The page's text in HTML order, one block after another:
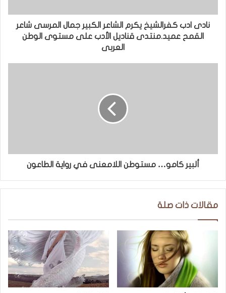
نادى ادب كفرالشيخ يكرم الشاعر الكبير جمال المرسى شاعر
القمح عميد.منتدى قناديل الأدب على مستوى الوطن
العربى
ألبير كامو… مستوطن اللامعنى في رواية الطاعون
مقالات ذات صلة